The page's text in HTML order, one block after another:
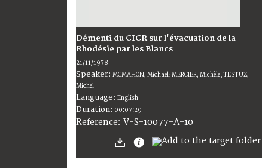
Démenti du CICR sur l'évacuation de la
Rhodésie par les Blancs
21/11/1978
Speaker: MCMAHON, Michael; MERCIER, Michèle; TESTUZ,
Michel
Language: English
Duration: 00:07:29
Reference: V-S-10077-A-10